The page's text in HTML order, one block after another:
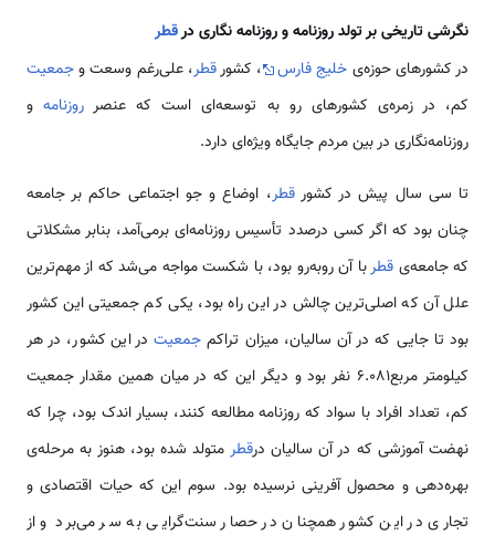
نگرشی تاریخی بر تولد روزنامه‌ و روزنامه‌ نگاری درقطر
در کشور‌های حوزه‌ی خلیج فارس ، كشورقطر، علی‌رغم وسعت وجمعیت
كم، در زمره‌ی‌ کشور‌های رو به توسعه‌ای است که عنصر روزنامهو
روزنامه‌نگاری در بین مردم جایگاه ویژه‌ای دارد.
تا سی سال پیش در کشورقطر، اوضاع و جو اجتماعی حاکم بر جامعه
چنان بود که اگر کسی درصدد تأسیس روزنامه‌ای برمی‌آمد، بنابر مشكلاتی
که جامعه‌ی قطربا آن روبه‌رو بود، با شکست مواجه می‌شد که از مهم‌ترین
علل آن که اصلی‌ترین چالش‌ در این راه بود، یکی کم جمعیتی این کشور
بود تا جایی که در آن سالیان، میزان تراکم جمعیتدر این کشور، در هر
کیلومتر مربع6.081 نفر بود و دیگر این که در میان همین مقدار جمعیت
کم، تعداد افراد با سواد كه روزنامه‌ مطالعه كنند، بسیار اندک بود، چرا که
نهضت آموزشی که در آن سالیان درقطر متولد شده بود، هنوز به مرحله‌ی
بهره‌دهی و محصول آفرینی نرسیده بود. سوم این‌ که حیات اقتصادی و
تجاری در این کشور همچنان در حصار سنت‌گرایی به سر می‌برد و از